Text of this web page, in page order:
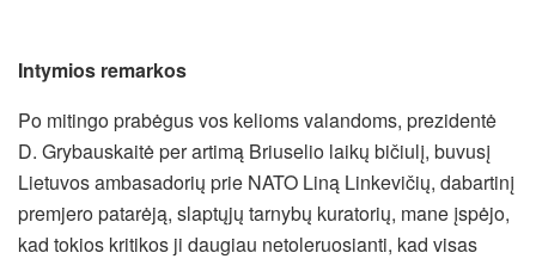
Intymios remarkos
Po mitingo prabėgus vos kelioms valandoms, prezidentė
D. Grybauskaitė per artimą Briuselio laikų bičiulį, buvusį
Lietuvos ambasadorių prie NATO Liną Linkevičių, dabartinį
premjero patarėją, slaptųjų tarnybų kuratorių, mane įspėjo,
kad tokios kritikos ji daugiau netoleruosianti, kad visas